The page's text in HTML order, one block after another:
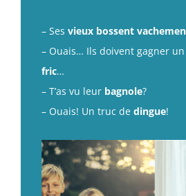
– Ses vieux bossent
– Ouais… Ils doivent gagner un
fric…
– T’as vu leur bagnole?
– Ouais! Un truc de dingue!